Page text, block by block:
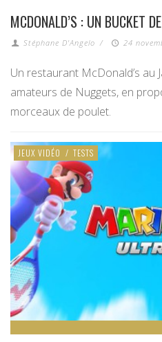
MCDONALD’S : UN BUCKET
Stéphane D'Angelo / 24
Un restaurant McDonald’s au
amateurs de Nuggets, en
morceaux de poulet.
JEUX VIDÉO / TESTS